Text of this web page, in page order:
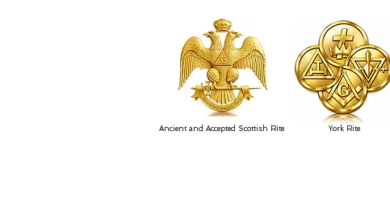
Ancient and Accepted Scottish Rite York Rite